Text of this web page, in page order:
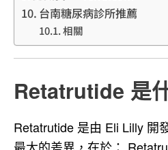
台南糖尿病診所推薦
相關
Retatrutide 是
Retatrutide 是由 Eli Lilly 開
最大的差異，在於：